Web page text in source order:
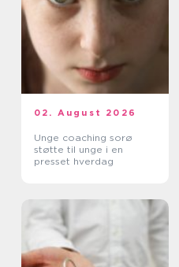
02. August 2026
Unge coaching sorø
støtte til unge i en
presset hverdag